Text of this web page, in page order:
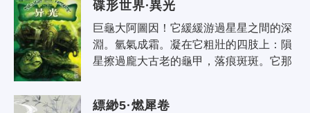
碟形世界·異光
巨龜大阿圖因！它緩緩游過星星之間的深
淵。氫氣成霜。凝在它粗壯的四肢上：隕
星擦過龐大古老的龜甲，落痕斑斑。它那
縹緲5·燃犀卷